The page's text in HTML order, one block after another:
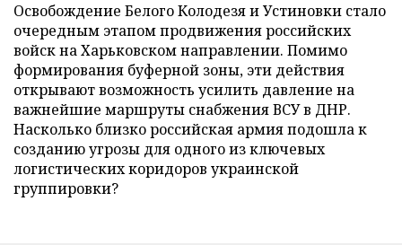
Освобождение Белого Колодезя и Устиновки стало
очередным этапом продвижения российских
войск на Харьковском направлении. Помимо
формирования буферной зоны, эти действия
открывают возможность усилить давление на
важнейшие маршруты снабжения ВСУ в ДНР.
Насколько близко российская армия подошла к
созданию угрозы для одного из ключевых
логистических коридоров украинской
группировки?